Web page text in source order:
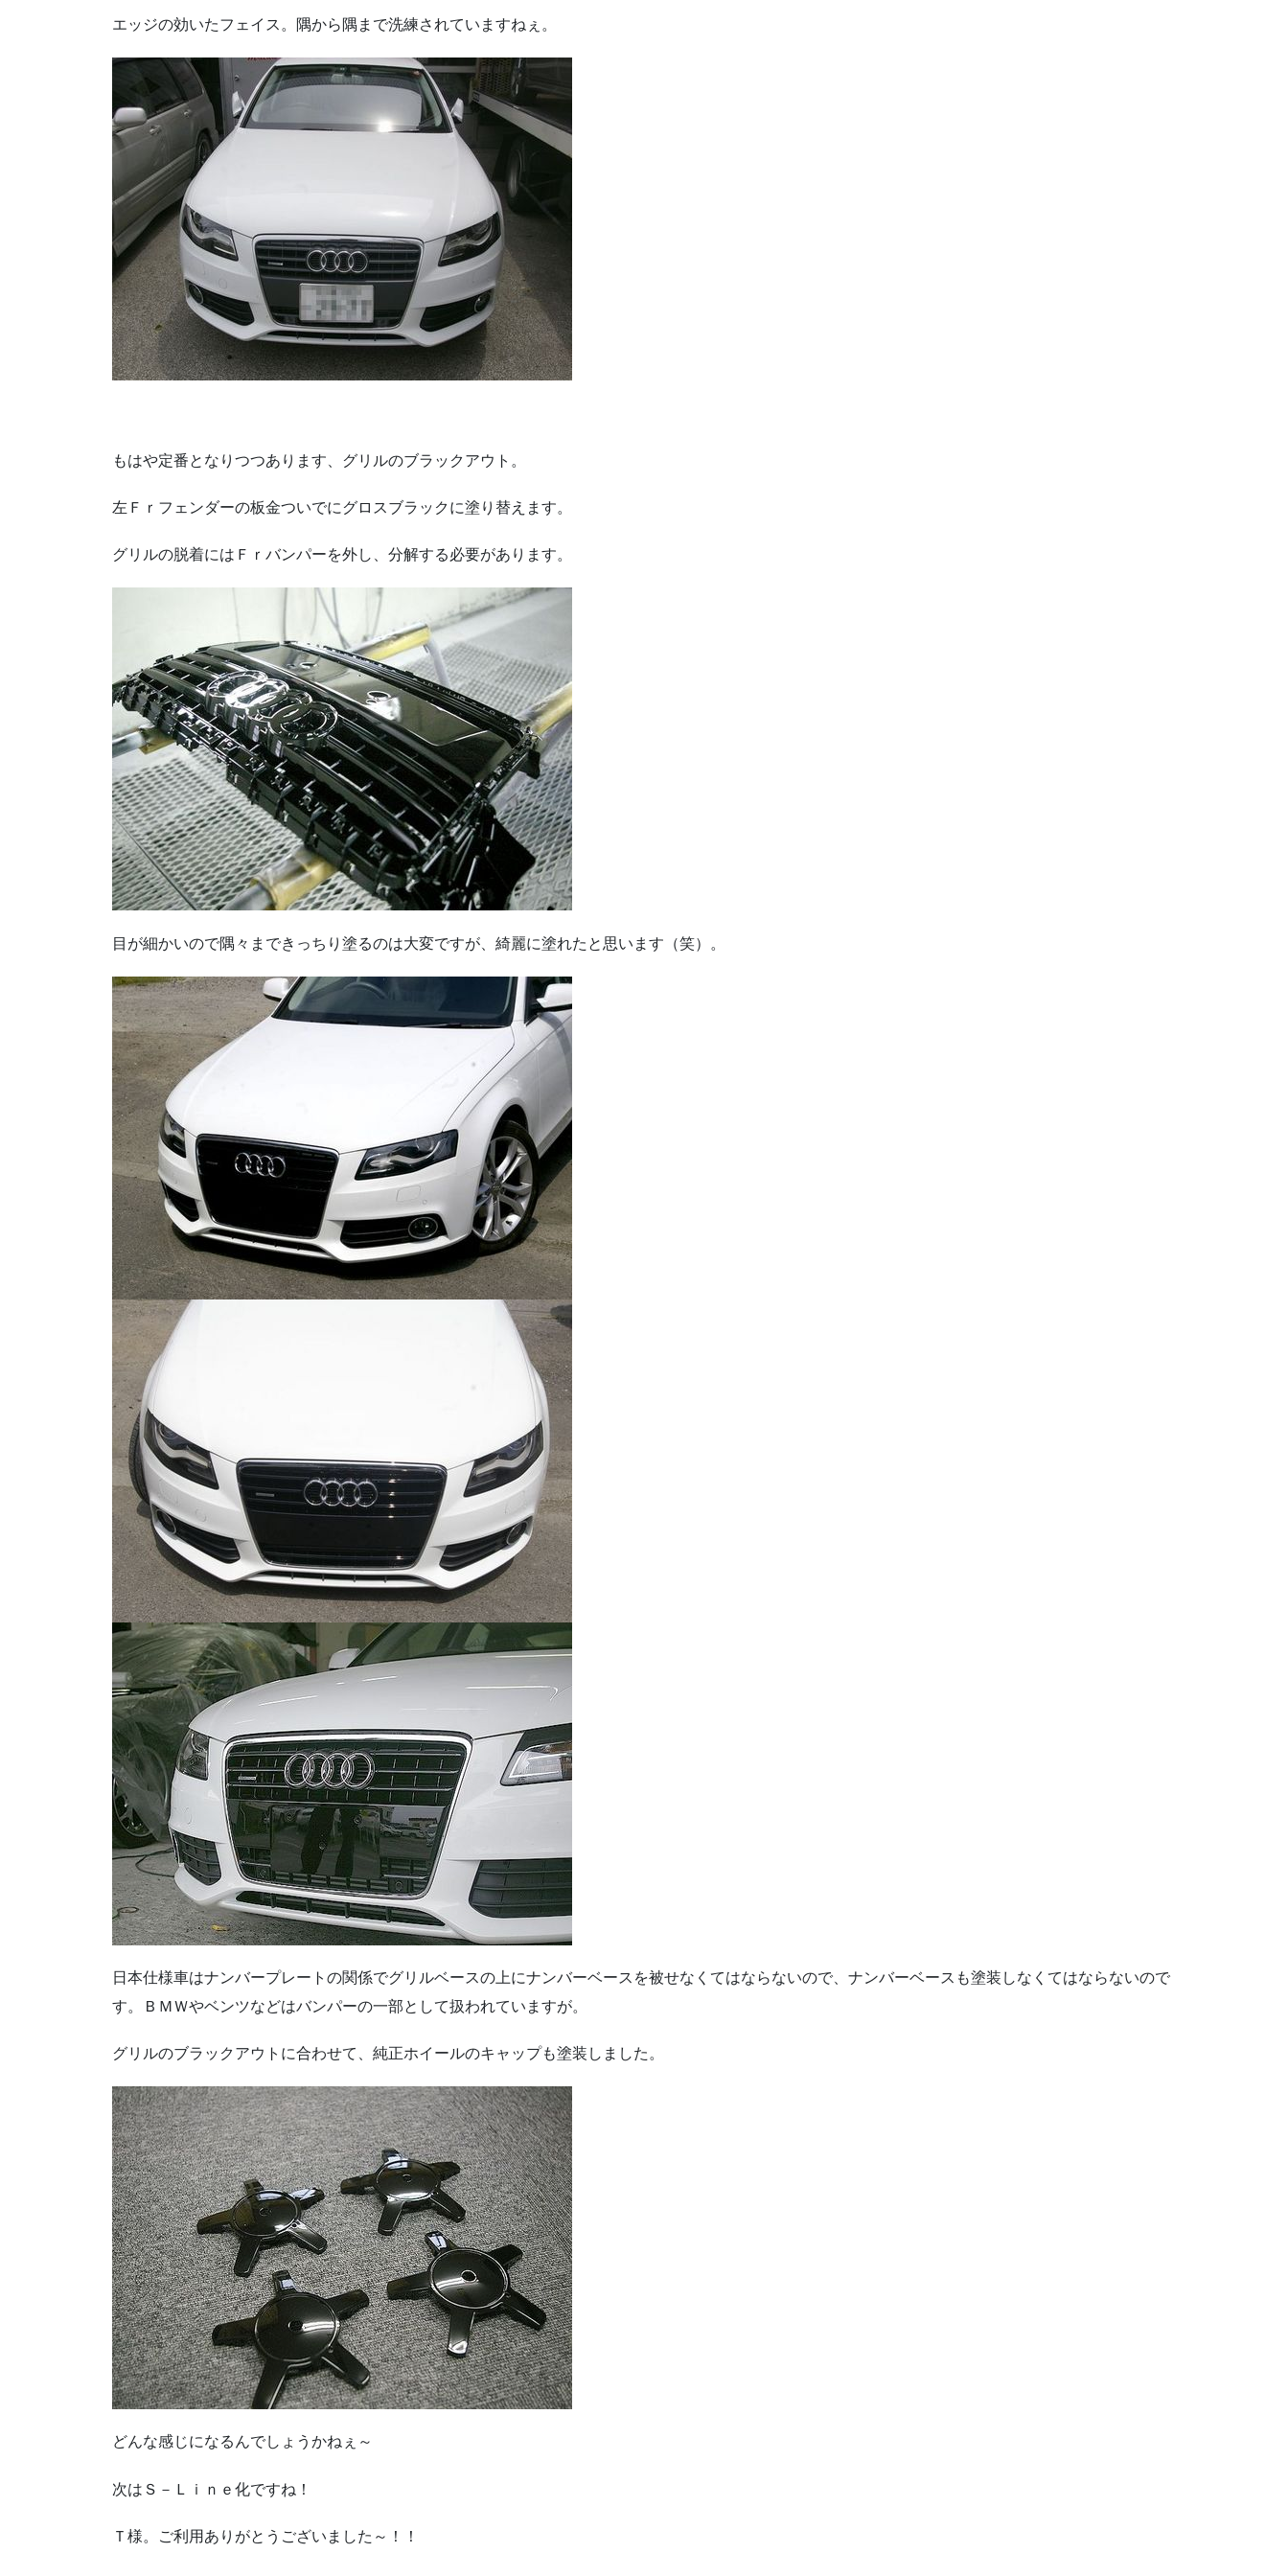
エッジの効いたフェイス。隅から隅まで洗練されていますねぇ。
もはや定番となりつつあります、グリルのブラックアウト。
左Ｆｒフェンダーの板金ついでにグロスブラックに塗り替えます。
グリルの脱着にはＦｒバンパーを外し、分解する必要があります。
目が細かいので隅々まできっちり塗るのは大変ですが、綺麗に塗れたと思います（笑）。
日本仕様車はナンバープレートの関係でグリルベースの上にナンバーベースを被せなくてはならないので、ナンバーベースも塗装しなくてはならないので
す。ＢＭＷやベンツなどはバンパーの一部として扱われていますが。
グリルのブラックアウトに合わせて、純正ホイールのキャップも塗装しました。
どんな感じになるんでしょうかねぇ～
次はＳ－Ｌｉｎｅ化ですね！
Ｔ様。ご利用ありがとうございました～！！